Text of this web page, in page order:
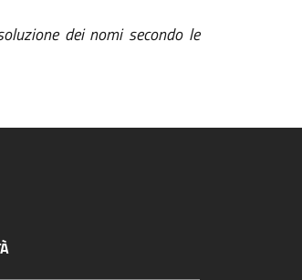
dei nomi secondo le